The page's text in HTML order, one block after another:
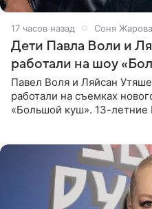
17 часов назад Соня Жарова
Дети Павла Воли и
работали на шоу
Павел Воля и Ляйсан
работали на съемках
«Большой куш». 13-летние